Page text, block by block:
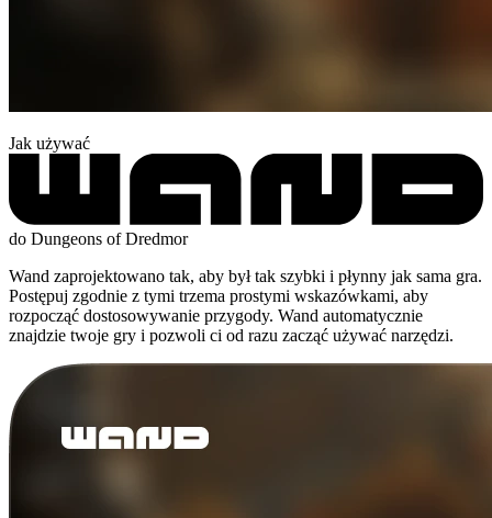
Jak używać
do Dungeons of Dredmor
Wand zaprojektowano tak, aby był tak szybki i płynny jak sama gra.
Postępuj zgodnie z tymi trzema prostymi wskazówkami, aby
rozpocząć dostosowywanie przygody. Wand automatycznie
znajdzie twoje gry i pozwoli ci od razu zacząć używać narzędzi.